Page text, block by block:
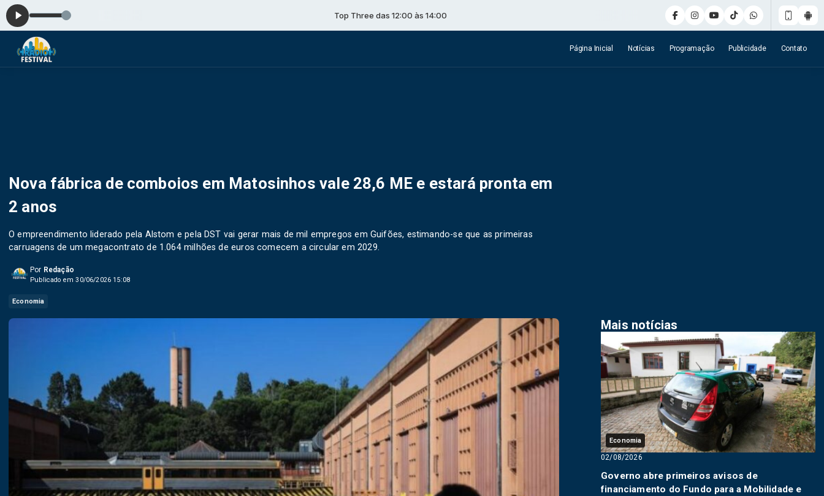
Top Three das 12:00 às 14:00
Página Inicial Notícias Programação Publicidade Contato
Nova fábrica de comboios em Matosinhos vale 28,6 ME e estará pronta em
2 anos
O empreendimento liderado pela Alstom e pela DST vai gerar mais de mil empregos em Guifões, estimando-se que as primeiras
carruagens de um megacontrato de 1.064 milhões de euros comecem a circular em 2029.
Por Redação
Publicado em 30/06/2026 15:08
Economia
Mais notícias
Economia
02/08/2026
Governo abre primeiros avisos de
financiamento do Fundo para a Mobilidade e